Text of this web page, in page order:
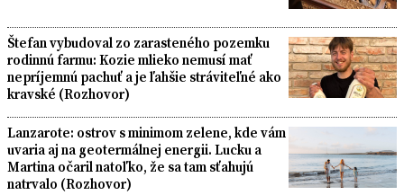
Štefan vybudoval zo zarasteného pozemku
rodinnú farmu: Kozie mlieko nemusí mať
nepríjemnú pachuť a je ľahšie stráviteľné ako
kravské (Rozhovor)
Lanzarote: ostrov s minimom zelene, kde vám
uvaria aj na geotermálnej energii. Lucku a
Martina očaril natoľko, že sa tam sťahujú
natrvalo (Rozhovor)